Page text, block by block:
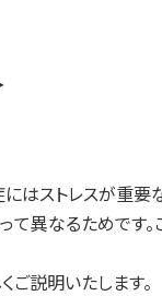
ストレスが重要
て異なるためで
説明いたします。
受託研究